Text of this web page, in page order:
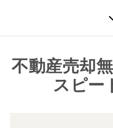
不動産売却
スピー